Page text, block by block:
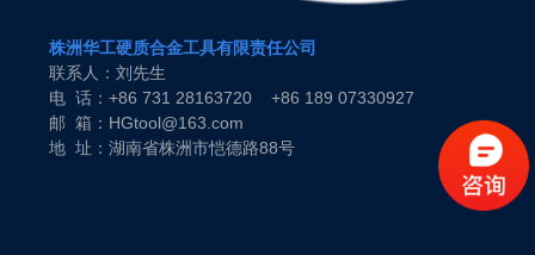
株洲华工硬质合金工具有限责任公司
联系人：刘先生
电 话：+86 731 28163720 +86 189 07330927
邮 箱：HGtool@163.com
地 址：湖南省株洲市恺德路88号